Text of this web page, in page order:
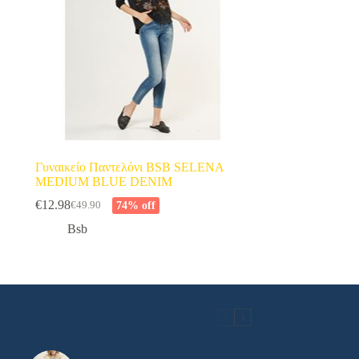
Γυναικείο Παντελόνι BSB SELENA
MEDIUM BLUE DENIM
€49.90
Original
price
€12.98Η
τρέχουσα
74% off
Bsb